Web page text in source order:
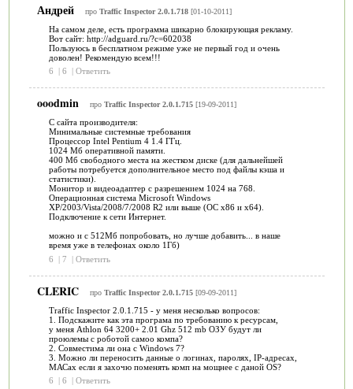
Андрей про Traffic Inspector 2.0.1.718[01-10-2011]
На самом деле, есть программа шикарно блокирующая рекламу.
Вот сайт: http://adguard.ru/?c=602038
Пользуюсь в бесплатном режиме уже не первый год и очень
доволен! Рекомендую всем!!!
6
| 6 | Ответить
ooodmin про Traffic Inspector 2.0.1.715[19-09-2011]
C сайта производителя:
Минимальные системные требования
Процессор Intel Pentium 4 1.4 ГГц.
1024 Мб оперативной памяти.
400 Мб свободного места на жестком диске (для дальнейшей
работы потребуется дополнительное место под файлы кэша и
статистики).
Монитор и видеоадаптер с разрешением 1024 на 768.
Операционная система Microsoft Windows
XP/2003/Vista/2008/7/2008 R2 или выше (ОС х86 и x64).
Подключение к сети Интернет.
можно и с 512Мб попробовать, но лучше добавить... в наше
время уже в телефонах около 1Гб)
6
| 7 | Ответить
CLERIC про Traffic Inspector 2.0.1.715[09-09-2011]
Traffic Inspector 2.0.1.715 - у меня несколько вопросов:
1. Подскажите как эта програма по требованию к ресурсам,
у меня Athlon 64 3200+ 2.01 Ghz 512 mb ОЗУ будут ли
проюлемы с роботой самоо компа?
2. Совместима ли она с Windows 7?
3. Можно ли переносить данные о логинах, паролях, IP-адресах,
МАСах если я захочю поменять комп на мощнее с даной OS?
6
| 6 | Ответить